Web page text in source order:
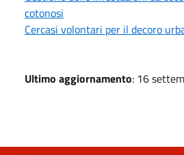
cotonosi
Cercasi volontari per il decoro
Ultimo aggiornamento: 16